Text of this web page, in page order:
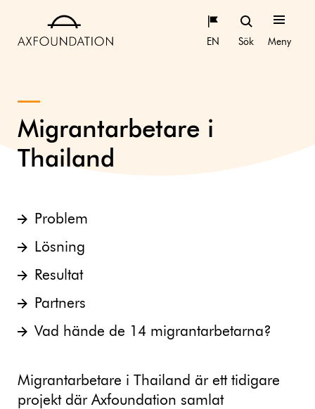
EN Sök Meny
Migrantarbetare i
Thailand
Problem
Lösning
Resultat
Partners
Vad hände de 14 migrantarbetarna?
Migrantarbetare i Thailand är ett tidigare
projekt där Axfoundation samlat